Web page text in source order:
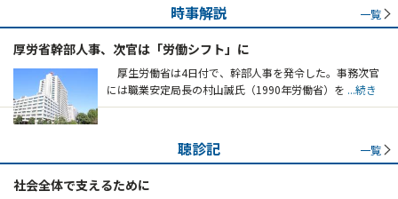
時事解説 一覧
厚労省幹部人事、次官は「労働シフト」に
厚生労働省は4日付で、幹部人事を発令した。事務次官
には職業安定局長の村山誠氏（1990年労働省）を ...続き
聴診記 一覧
社会全体で支えるために